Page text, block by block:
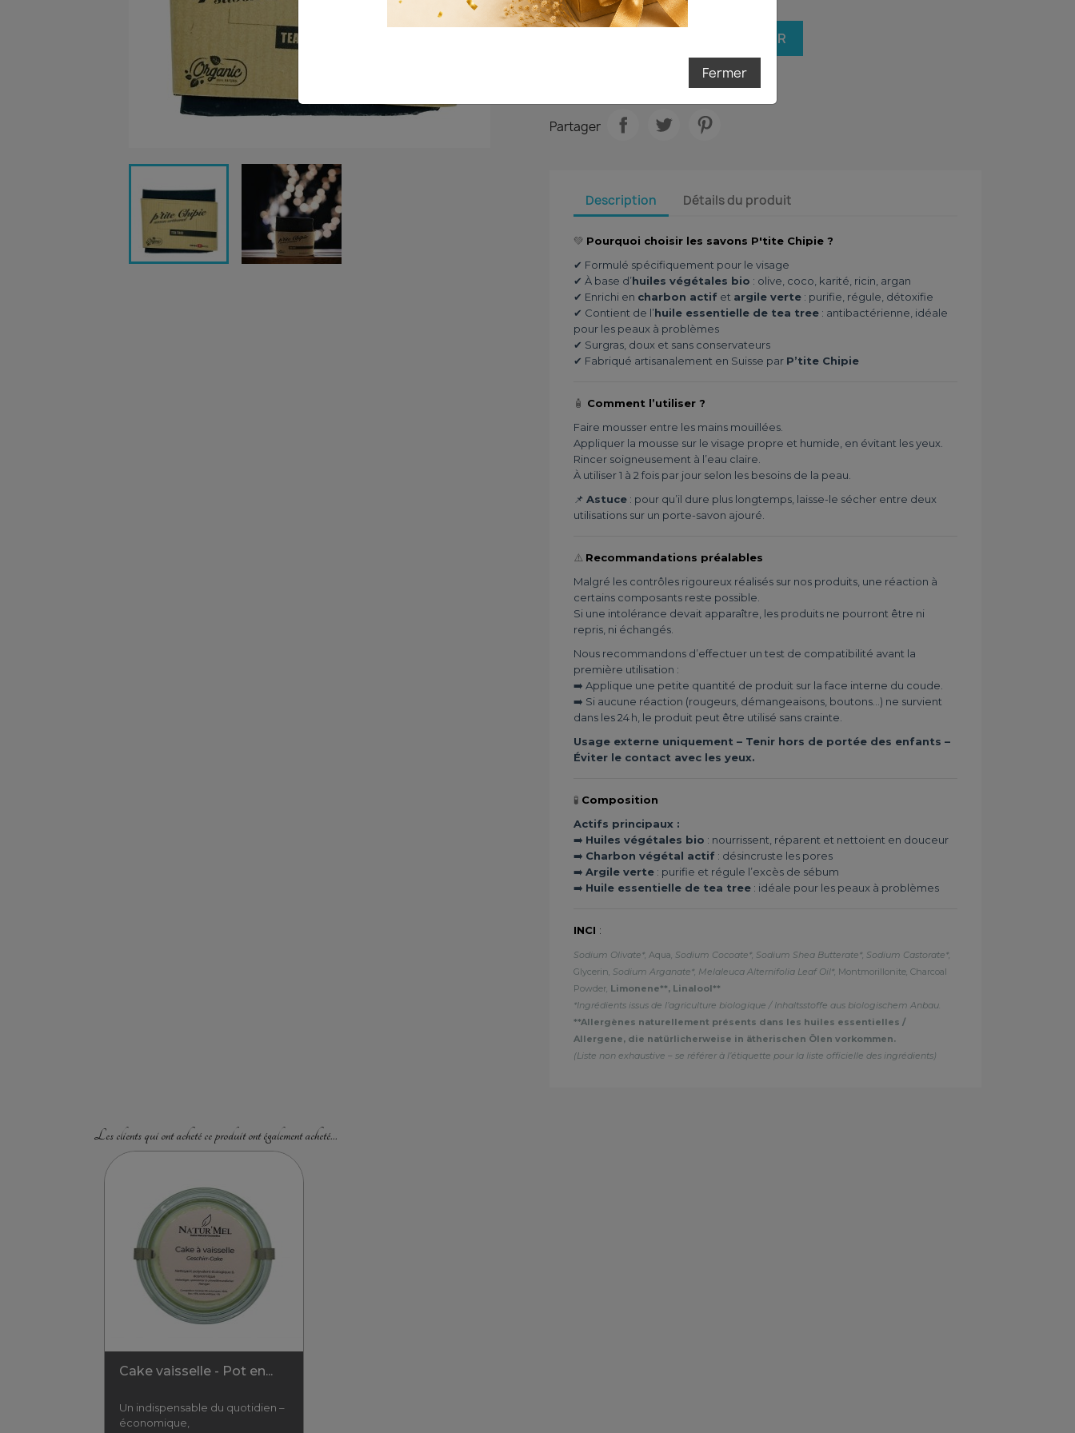
Quantité
AJOUTER AU PANIER
Partager
Description Détails du produit
💚 Pourquoi choisir les savons P'tite Chipie ?
✔ Formulé spécifiquement pour le visage
✔ À base d’huiles végétales bio : olive, coco, karité, ricin, argan
✔ Enrichi en charbon actif et argile verte : purifie, régule, détoxifie
✔ Contient de l’huile essentielle de tea tree : antibactérienne, idéale
pour les peaux à problèmes
✔ Surgras, doux et sans conservateurs
✔ Fabriqué artisanalement en Suisse par P’tite Chipie
🧴 Comment l’utiliser ?
Faire mousser entre les mains mouillées.
Appliquer la mousse sur le visage propre et humide, en évitant les yeux.
Rincer soigneusement à l’eau claire.
À utiliser 1 à 2 fois par jour selon les besoins de la peau.
📌 Astuce : pour qu’il dure plus longtemps, laisse-le sécher entre deux
utilisations sur un porte-savon ajouré.
⚠️ Recommandations préalables
Malgré les contrôles rigoureux réalisés sur nos produits, une réaction à
certains composants reste possible.
Si une intolérance devait apparaître, les produits ne pourront être ni
repris, ni échangés.
Nous recommandons d’effectuer un test de compatibilité avant la
première utilisation :
➡️ Applique une petite quantité de produit sur la face interne du coude.
➡️ Si aucune réaction (rougeurs, démangeaisons, boutons...) ne survient
dans les 24 h, le produit peut être utilisé sans crainte.
Usage externe uniquement – Tenir hors de portée des enfants –
Éviter le contact avec les yeux.
🧪 Composition
Actifs principaux :
➡️ Huiles végétales bio : nourrissent, réparent et nettoient en douceur
➡️ Charbon végétal actif : désincruste les pores
➡️ Argile verte : purifie et régule l’excès de sébum
➡️ Huile essentielle de tea tree : idéale pour les peaux à problèmes
INCI :
Sodium Olivate*, Aqua, Sodium Cocoate*, Sodium Shea Butterate*, Sodium Castorate*,
Glycerin, Sodium Arganate*, Melaleuca Alternifolia Leaf Oil*, Montmorillonite, Charcoal
Powder, Limonene**, Linalool**
*Ingrédients issus de l’agriculture biologique / Inhaltsstoffe aus biologischem Anbau.
**Allergènes naturellement présents dans les huiles essentielles /
Allergene, die natürlicherweise in ätherischen Ölen vorkommen.
(Liste non exhaustive – se référer à l’étiquette pour la liste officielle des ingrédients)
Les clients qui ont acheté ce produit ont également acheté...
Cake vaisselle - Pot en...
Un indispensable du quotidien –
économique,
Fermer